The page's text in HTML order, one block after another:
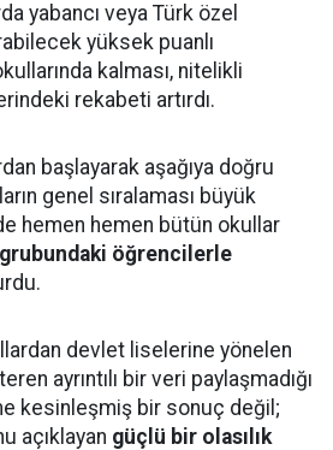
yabancı veya Türk özel
yüksek puanlı
kalması, nitelikli
rekabeti artırdı.
başlayarak aşağıya doğru
genel sıralaması büyük
hemen hemen bütün okullar
grubundaki öğrencilerle
devlet liselerine yönelen
ayrıntılı bir veri paylaşmadığı
kesinleşmiş bir sonuç değil;
açıklayan güçlü bir olasılık